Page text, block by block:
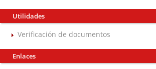
Utilidades
Verificación de documentos
Enlaces